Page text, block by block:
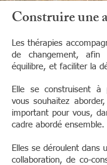
Construire une
Les thérapies
de changement, afin
équilibre, et faciliter la
Elle se construisent
vous souhaitez
important pour vous,
cadre abordé ensemble.
Elles se déroulent dans
collaboration, de co-